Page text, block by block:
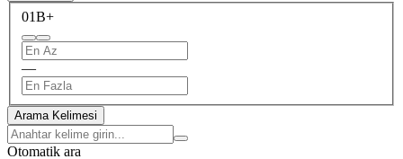
01B+
—
Arama Kelimesi
Otomatik ara